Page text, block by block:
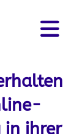
in ihrer